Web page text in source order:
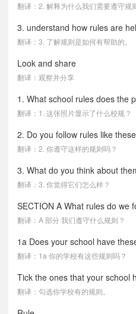
翻译：2. 解释为什么我们需要遵守规则
3. understand how rules are
翻译：3. 了解规则是如何有帮助的。
Look and share
翻译：观察并分享
1. What school rules does the
翻译：1. 这张照片显示了什么校规？
2. Do you follow rules like
翻译：2. 你遵守这样的规则吗？
3. What do you think about
翻译：3. 你觉得它们怎么样？
SECTION A What rules do we
翻译：A 部分 我们遵守什么规则？
1a Does your school have
翻译：1a 你的学校有这些规则吗？
Tick the ones that your school
翻译：勾选你学校有的规则。